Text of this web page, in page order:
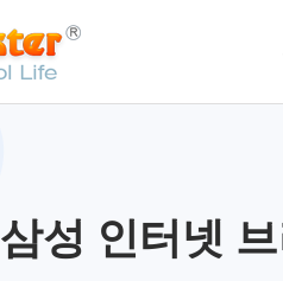
삼성 인터넷